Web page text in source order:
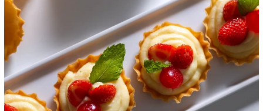
ONDE COMPRAR LOJAS AROSA
DISTRIBUIDORES E
REPRESENTANTES